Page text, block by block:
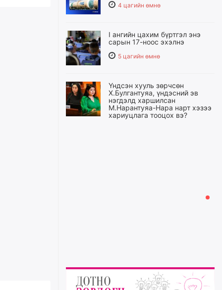
4 цагийн өмнө
I ангийн цахим бүртгэл энэ
сарын 17-ноос эхэлнэ
5 цагийн өмнө
Үндсэн хууль зөрчсөн
Х.Булгантуяа, үндэсний эв
нэгдэлд харшилсан
М.Нарантуяа-Нара нарт хэзээ
хариуцлага тооцох вэ?
А.Ариунзаяа: Хүний нэр төрийг
нас барсных нь дараа ч